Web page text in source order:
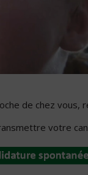
de chez
votre